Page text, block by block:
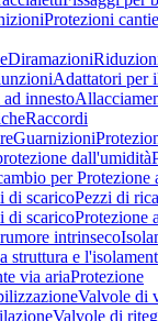
Protezioni
Diramazioni
Adattatori per
innesto
Raccordi
Guarnizioni
dall'umidità
per Protezione
di scaricoPezzi di
di scaricoProtezione
intrinseco
struttura e
via ariaProtezione
Valvole di
Valvole di